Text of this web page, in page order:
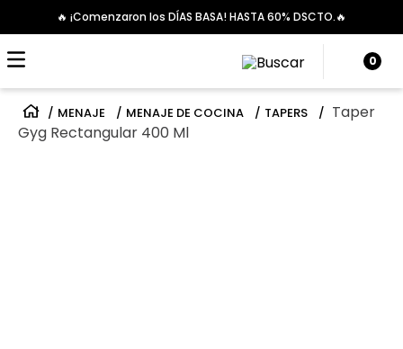
🔥 ¡Comenzaron los DÍAS BASA! HASTA 60% DSCTO.🔥
0
MENAJE MENAJE DE COCINA TAPERS
Taper
Gyg Rectangular 400 Ml